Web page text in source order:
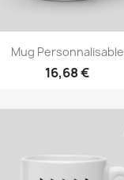
Aperçu rapide
Mug Personnalisable
16,68 €